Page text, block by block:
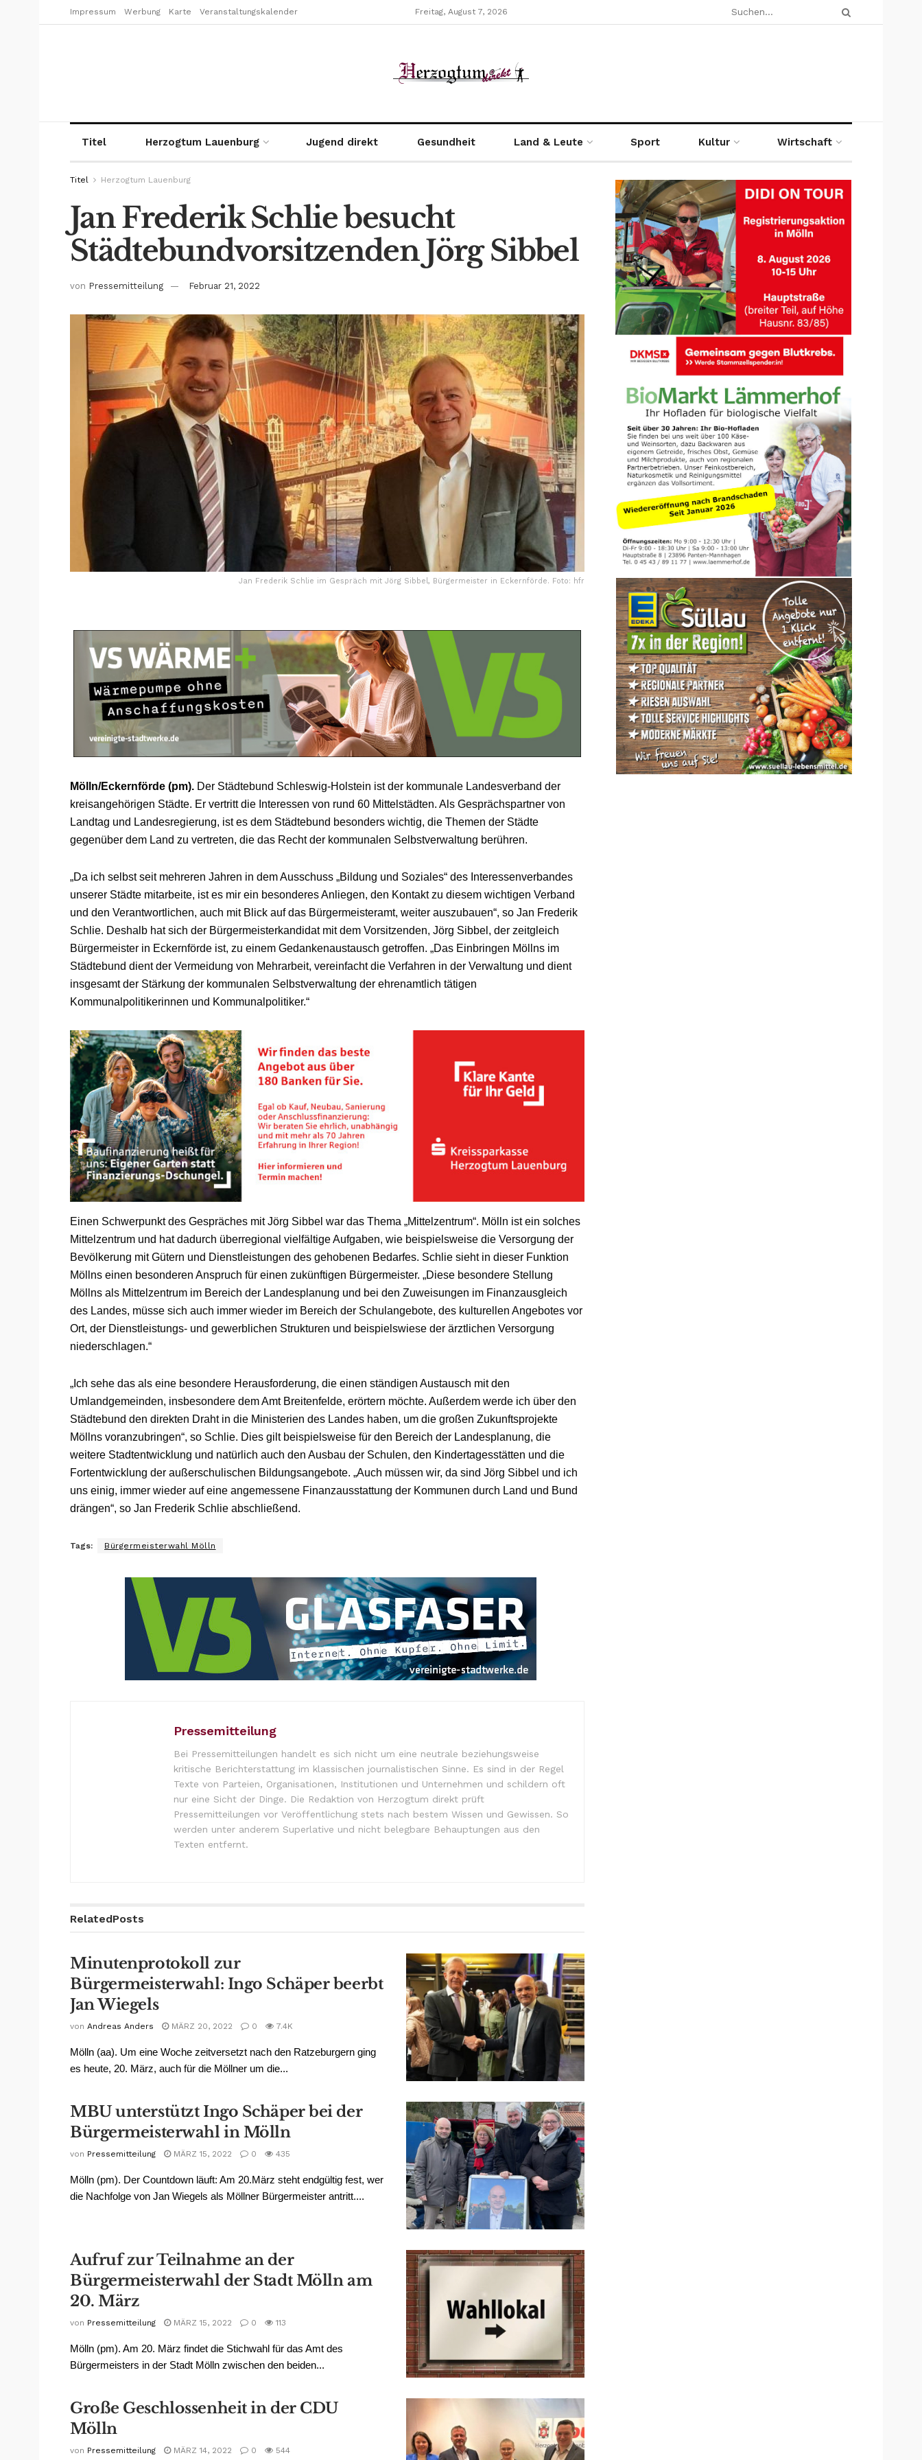
Impressum Werbung Karte Veranstaltungskalender Freitag, August 7, 2026
Titel Herzogtum Lauenburg Jugend direkt Gesundheit Land & Leute Sport Kultur Wirtschaft
Titel Herzogtum Lauenburg
Jan Frederik Schlie besucht
Städtebundvorsitzenden Jörg Sibbel
von Pressemitteilung Februar 21, 2022
Jan Frederik Schlie im Gespräch mit Jörg Sibbel, Bürgermeister in Eckernförde. Foto: hfr
Mölln/Eckernförde (pm). Der Städtebund Schleswig-Holstein ist der kommunale Landesverband der
kreisangehörigen Städte. Er vertritt die Interessen von rund 60 Mittelstädten. Als Gesprächspartner von
Landtag und Landesregierung, ist es dem Städtebund besonders wichtig, die Themen der Städte
gegenüber dem Land zu vertreten, die das Recht der kommunalen Selbstverwaltung berühren.
„Da ich selbst seit mehreren Jahren in dem Ausschuss „Bildung und Soziales“ des Interessenverbandes
unserer Städte mitarbeite, ist es mir ein besonderes Anliegen, den Kontakt zu diesem wichtigen Verband
und den Verantwortlichen, auch mit Blick auf das Bürgermeisteramt, weiter auszubauen“, so Jan Frederik
Schlie. Deshalb hat sich der Bürgermeisterkandidat mit dem Vorsitzenden, Jörg Sibbel, der zeitgleich
Bürgermeister in Eckernförde ist, zu einem Gedankenaustausch getroffen. „Das Einbringen Möllns im
Städtebund dient der Vermeidung von Mehrarbeit, vereinfacht die Verfahren in der Verwaltung und dient
insgesamt der Stärkung der kommunalen Selbstverwaltung der ehrenamtlich tätigen
Kommunalpolitikerinnen und Kommunalpolitiker.“
Einen Schwerpunkt des Gespräches mit Jörg Sibbel war das Thema „Mittelzentrum“. Mölln ist ein solches
Mittelzentrum und hat dadurch überregional vielfältige Aufgaben, wie beispielsweise die Versorgung der
Bevölkerung mit Gütern und Dienstleistungen des gehobenen Bedarfes. Schlie sieht in dieser Funktion
Möllns einen besonderen Anspruch für einen zukünftigen Bürgermeister. „Diese besondere Stellung
Möllns als Mittelzentrum im Bereich der Landesplanung und bei den Zuweisungen im Finanzausgleich
des Landes, müsse sich auch immer wieder im Bereich der Schulangebote, des kulturellen Angebotes vor
Ort, der Dienstleistungs- und gewerblichen Strukturen und beispielswiese der ärztlichen Versorgung
niederschlagen.“
„Ich sehe das als eine besondere Herausforderung, die einen ständigen Austausch mit den
Umlandgemeinden, insbesondere dem Amt Breitenfelde, erörtern möchte. Außerdem werde ich über den
Städtebund den direkten Draht in die Ministerien des Landes haben, um die großen Zukunftsprojekte
Möllns voranzubringen“, so Schlie. Dies gilt beispielsweise für den Bereich der Landesplanung, die
weitere Stadtentwicklung und natürlich auch den Ausbau der Schulen, den Kindertagesstätten und die
Fortentwicklung der außerschulischen Bildungsangebote. „Auch müssen wir, da sind Jörg Sibbel und ich
uns einig, immer wieder auf eine angemessene Finanzausstattung der Kommunen durch Land und Bund
drängen“, so Jan Frederik Schlie abschließend.
Tags: Bürgermeisterwahl Mölln
Pressemitteilung
Bei Pressemitteilungen handelt es sich nicht um eine neutrale beziehungsweise
kritische Berichterstattung im klassischen journalistischen Sinne. Es sind in der Regel
Texte von Parteien, Organisationen, Institutionen und Unternehmen und schildern oft
nur eine Sicht der Dinge. Die Redaktion von Herzogtum direkt prüft
Pressemitteilungen vor Veröffentlichung stets nach bestem Wissen und Gewissen. So
werden unter anderem Superlative und nicht belegbare Behauptungen aus den
Texten entfernt.
RelatedPosts
Minutenprotokoll zur
Bürgermeisterwahl: Ingo Schäper beerbt
Jan Wiegels
von Andreas Anders MÄRZ 20, 2022 0 7.4K
Mölln (aa). Um eine Woche zeitversetzt nach den Ratzeburgern ging
es heute, 20. März, auch für die Möllner um die...
MBU unterstützt Ingo Schäper bei der
Bürgermeisterwahl in Mölln
von Pressemitteilung MÄRZ 15, 2022 0 435
Mölln (pm). Der Countdown läuft: Am 20.März steht endgültig fest, wer
die Nachfolge von Jan Wiegels als Möllner Bürgermeister antritt....
Aufruf zur Teilnahme an der
Bürgermeisterwahl der Stadt Mölln am
20. März
von Pressemitteilung MÄRZ 15, 2022 0 113
Mölln (pm). Am 20. März findet die Stichwahl für das Amt des
Bürgermeisters in der Stadt Mölln zwischen den beiden...
Große Geschlossenheit in der CDU
Mölln
von Pressemitteilung MÄRZ 14, 2022 0 544